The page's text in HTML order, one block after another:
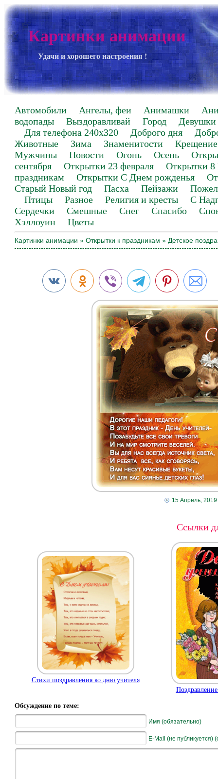
Картинки анимации
Удачи и хорошего настроения !
Автомобили Ангелы, феи Анимашки
водопады
Выздоравливай Город
Девушки
Для телефона 240х320
Доброго дня
Животные
Зима Знаменитости
Крещение
Мужчины
Новости Огонь Осень
сентября
Открытки 23 февраля
Открытки 8
праздникам
Открытки С Днем рожденья
Старый Новый год
Пасха Пейзажи
Птицы
Разное Религия и кресты
С
Сердечки
Смешные Снег Спасибо
Хэллоуин
Цветы
Картинки анимации » Открытки к праздникам » Детское
15 Апрель, 2019
Ссылки
Стихи поздравления ко дню учителя
Обсуждение по теме:
Имя (обязательно)
E-Mail (не публикуется)